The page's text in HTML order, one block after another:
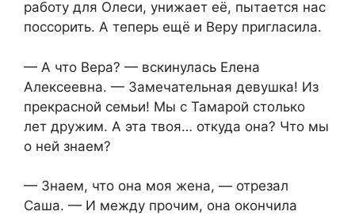
работу для Олеси, унижает её, пытается нас
поссорить. А теперь ещё и Веру пригласила.
— А что Вера? — вскинулась Елена
Алексеевна. — Замечательная девушка! Из
прекрасной семьи! Мы с Тамарой столько
лет дружим. А эта твоя… откуда она? Что мы
о ней знаем?
— Знаем, что она моя жена, — отрезал
Саша. — И между прочим, она окончила